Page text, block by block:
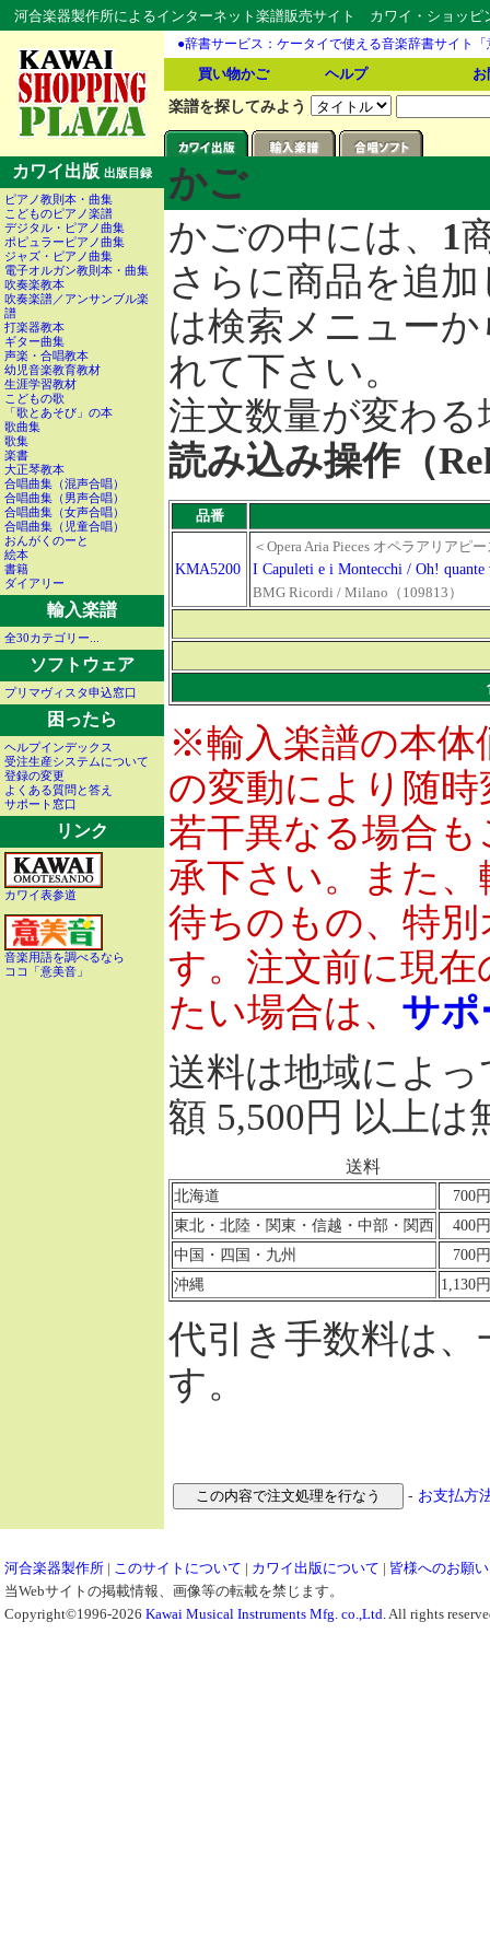
河合楽器製作所によるインターネット楽譜販売サイト カワイ・ショッ
●辞書サービス：ケータイで使える音楽辞書サイト
買い物かご ヘルプ
楽譜を探してみよう
カワイ出版 出版目録
ピアノ教則本・曲集
こどものピアノ楽譜
デジタル・ピアノ曲集
ポピュラーピアノ曲集
ジャズ・ピアノ曲集
電子オルガン教則本・曲集
吹奏楽教本
吹奏楽譜／アンサンブル楽
譜
打楽器教本
ギター曲集
声楽・合唱教本
幼児音楽教育教材
生涯学習教材
こどもの歌
「歌とあそび」の本
歌曲集
歌集
楽書
大正琴教本
合唱曲集（混声合唱）
合唱曲集（男声合唱）
合唱曲集（女声合唱）
合唱曲集（児童合唱）
おんがくのーと
絵本
書籍
ダイアリー
輸入楽譜
全30カテゴリー...
ソフトウェア
プリマヴィスタ申込窓口
困ったら
ヘルプインデックス
受注生産システムについて
登録の変更
よくある質問と答え
サポート窓口
リンク
カワイ表参道
音楽用語を調べるなら
ココ「意美音」
かご
かごの中には、 1
さらに商品を追
は検索メニュー
れて下さい。
注文数量が変わ
読み込み操作（
品番
KMA5200
＜Opera Aria Pieces オペラアリアピ
I Capuleti e i Montecchi / Oh!
BMG Ricordi / Milano（109813）
※輸入楽譜の本体
の変動により随
若干異なる場合
承下さい。また
待ちのもの、特
す。注文前に現
たい場合は、 サポ
送料は地域によ
額 5,500円 以上は
送料
北海道
700
東北・北陸・関東・信越・中部・関西
400
中国・四国・九州
700
沖縄
1,130
代引き手数料は
す。
- お支払方
河合楽器製作所 | このサイトについて | カワイ出版について | 皆様へのお願い
当Webサイトの掲載情報、画像等の転載を禁じます。
Copyright©1996-2026 Kawai Musical Instruments Mfg. co.,Ltd.All rights